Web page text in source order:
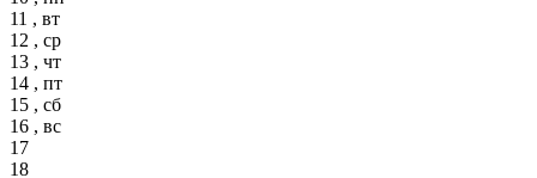
11 , вт
12 , ср
13 , чт
14 , пт
15 , сб
16 , вс
17
18